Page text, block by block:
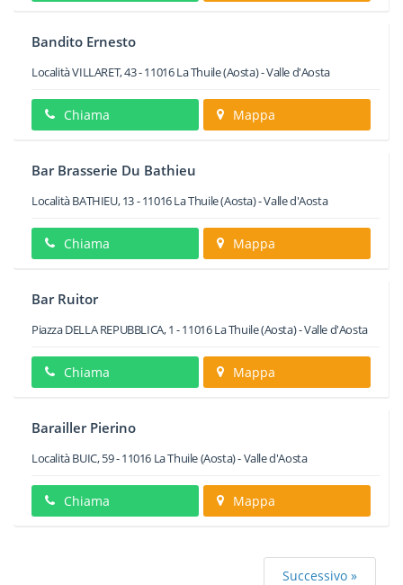
Bandito Ernesto
Località VILLARET, 43-11016La Thuile(Aosta) -Valle d'Aosta
Chiama Mappa
Bar Brasserie Du Bathieu
Località BATHIEU, 13-11016La Thuile(Aosta) -Valle d'Aosta
Chiama Mappa
Bar Ruitor
Piazza DELLA REPUBBLICA, 1 -11016La Thuile(Aosta) -Valle d'Aosta
Chiama Mappa
Barailler Pierino
Località BUIC, 59-11016 La Thuile(Aosta) -Valle d'Aosta
Chiama Mappa
Successivo »